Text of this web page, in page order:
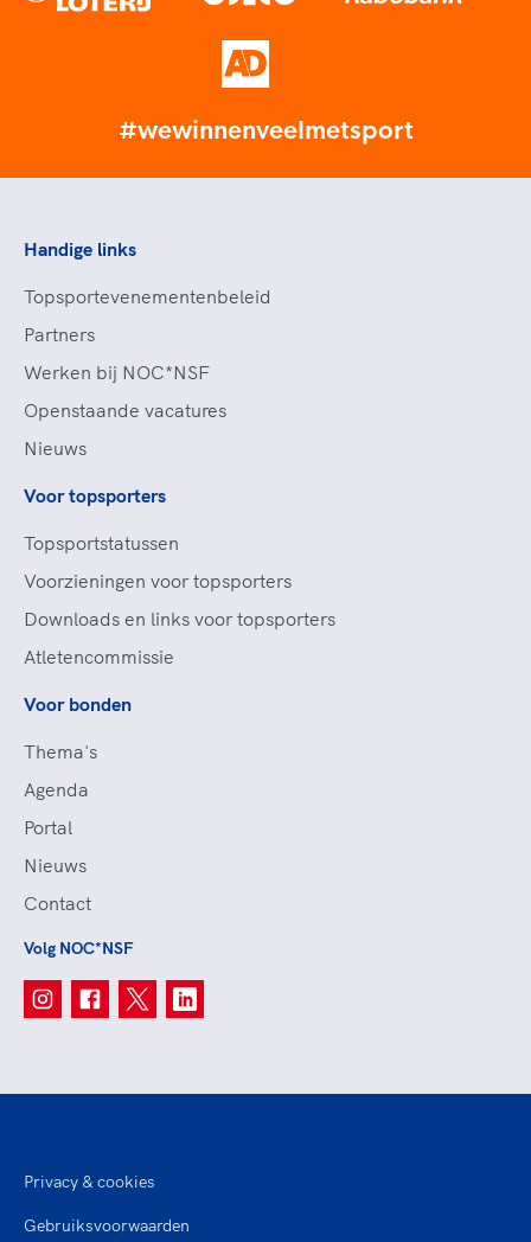
#wewinnenveelmetsport
Handige links
Topsportevenementenbeleid
Partners
Werken bij NOC*NSF
Openstaande vacatures
Nieuws
Voor topsporters
Topsportstatussen
Voorzieningen voor topsporters
Downloads en links voor topsporters
Atletencommissie
Voor bonden
Thema's
Agenda
Portal
Nieuws
Contact
Volg NOC*NSF
Privacy & cookies
Gebruiksvoorwaarden